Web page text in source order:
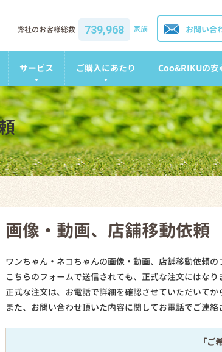
お問い合
弊社のお客様総数 739,968 家族
サービス ご購入にあたり Coo&RIKUの安
画像・動画、店舗移動依頼
ワンちゃん・ネコちゃんの画像・動画、店舗移動依頼の
こちらのフォームで送信されても、正式な注文にはなり
正式な注文は、お電話で詳細を確認させていただいてか
また、お問い合わせ頂いた内容に関してお電話でご連
「ご